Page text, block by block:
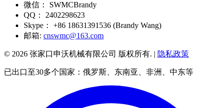
微信：
SWMCBrandy
QQ：
2402298623
Skype：
+86 18631391536 (Brandy Wang)
邮箱: cnswmc@163.com
© 2026 张家口申沃机械有限公司 版权所有. | 隐私政策
已出口至30多个国家：俄罗斯、东南亚、非洲、中东等